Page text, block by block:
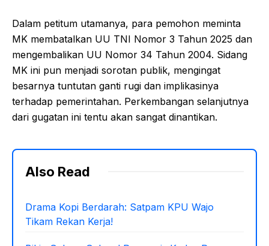
Dalam petitum utamanya, para pemohon meminta
MK membatalkan UU TNI Nomor 3 Tahun 2025 dan
mengembalikan UU Nomor 34 Tahun 2004. Sidang
MK ini pun menjadi sorotan publik, mengingat
besarnya tuntutan ganti rugi dan implikasinya
terhadap pemerintahan. Perkembangan selanjutnya
dari gugatan ini tentu akan sangat dinantikan.
Also Read
Drama Kopi Berdarah: Satpam KPU Wajo
Tikam Rekan Kerja!